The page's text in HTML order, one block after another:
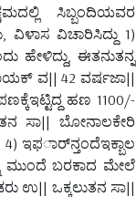
ಸಿಬ್ಬಂದಿಯವರ
ವಿಚಾರಿಸಿದ್ದು 1)
ಹೇಳಿದ್ದು, ಈತನುತನ್ನ
ವ|| 42 ವರ್ಷಜಾ||
ಹಣ 1100/-
ಸಾ|| ಬೋನಾಲಕೇರಿ
ಇಫರ್ಾನ್ತಂದೆಇಕ್ಬಾಲ
ಮುಂದೆ ಬರಕಾದ ಮೇಲೆ
ಉ|| ಒಕ್ಕಲುತನ ಸಾ||